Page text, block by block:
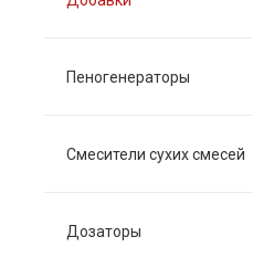
Пеногенераторы
Смесители сухих смесей
Дозаторы